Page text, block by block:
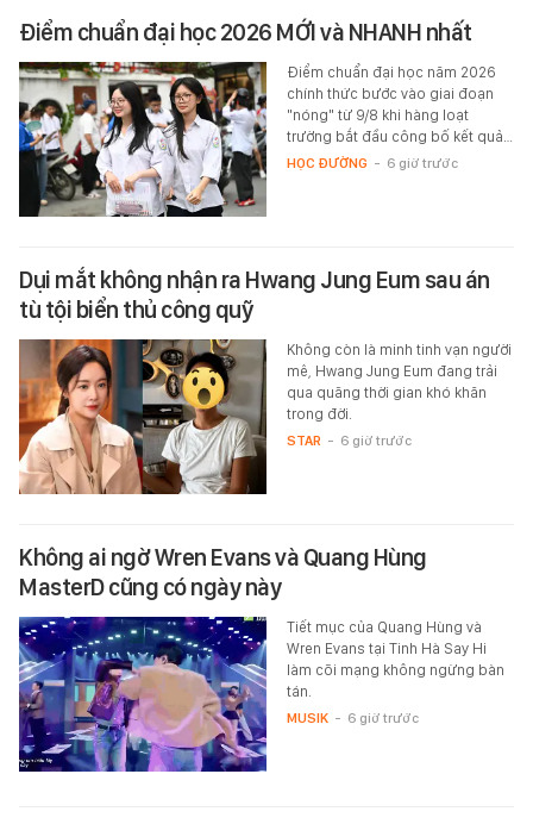
Điểm chuẩn đại học 2026 MỚI và NHANH nhất
Điểm chuẩn đại học năm 2026
chính thức bước vào giai đoạn
"nóng" từ 9/8 khi hàng loạt
trường bắt đầu công bố kết quả…
HỌC ĐƯỜNG - 6 giờ trước
Dụi mắt không nhận ra Hwang Jung Eum sau án
tù tội biển thủ công quỹ
Không còn là minh tinh vạn người
mê, Hwang Jung Eum đang trải
qua quãng thời gian khó khăn
trong đời.
STAR - 6 giờ trước
Không ai ngờ Wren Evans và Quang Hùng
MasterD cũng có ngày này
Tiết mục của Quang Hùng và
Wren Evans tại Tinh Hà Say Hi
làm cõi mạng không ngừng bàn
tán.
MUSIK - 6 giờ trước